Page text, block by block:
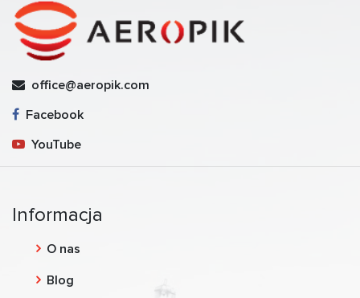
office@aeropik.com
Facebook
YouTube
Informacja
O nas
Blog